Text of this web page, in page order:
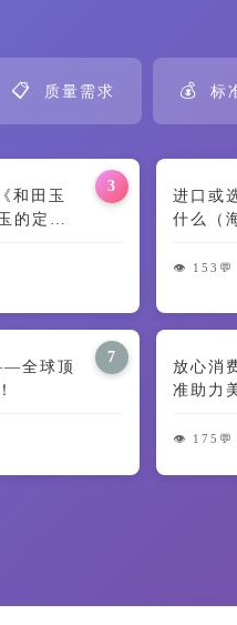
📋 质量需求 💰 标
3
和田玉
的定义
进口或
什么（
👁️ 153 💬
7
全球顶
放心消
准助力
👁️ 175 💬